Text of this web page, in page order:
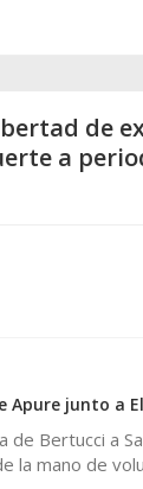
de
a
junto a
de Bertucci a
la mano de